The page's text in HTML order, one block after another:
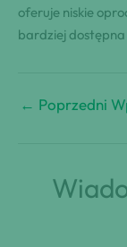
oferuje niskie
bardziej
← Poprzedni